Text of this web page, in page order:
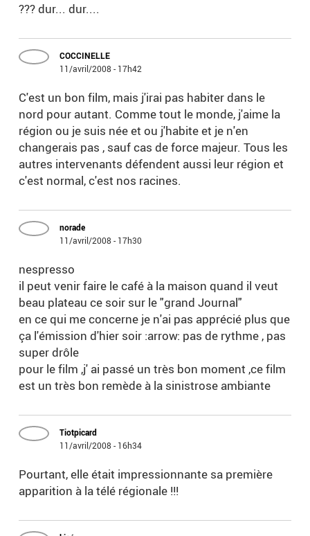
??? dur... dur....
COCCINELLE
11/avril/2008 - 17h42
C'est un bon film, mais j'irai pas habiter dans le
nord pour autant. Comme tout le monde, j'aime la
région ou je suis née et ou j'habite et je n'en
changerais pas , sauf cas de force majeur. Tous les
autres intervenants défendent aussi leur région et
c'est normal, c'est nos racines.
norade
11/avril/2008 - 17h30
nespresso
il peut venir faire le café à la maison quand il veut
beau plateau ce soir sur le "grand Journal"
en ce qui me concerne je n'ai pas apprécié plus que
ça l'émission d'hier soir :arrow: pas de rythme , pas
super drôle
pour le film ,j' ai passé un très bon moment ,ce film
est un très bon remède à la sinistrose ambiante
Tiotpicard
11/avril/2008 - 16h34
Pourtant, elle était impressionnante sa première
apparition à la télé régionale !!!